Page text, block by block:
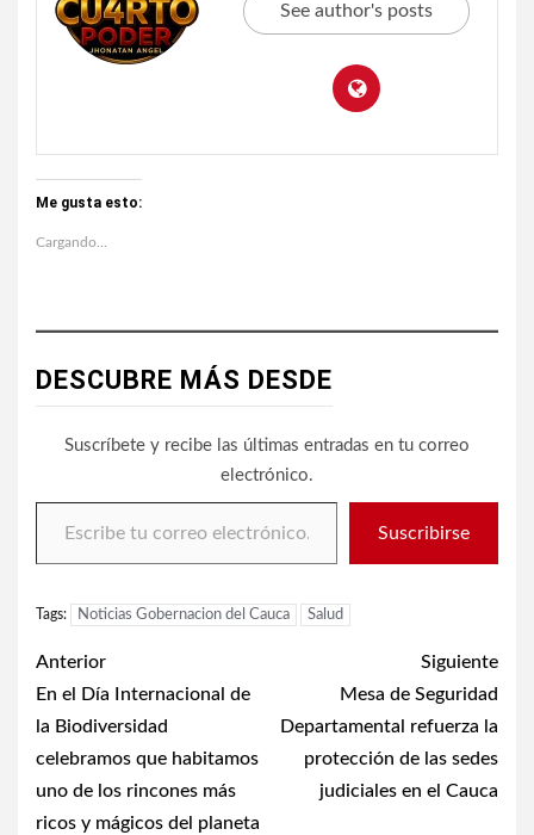
See author's posts
Me gusta esto:
Cargando...
DESCUBRE MÁS DESDE
Suscríbete y recibe las últimas entradas en tu correo
electrónico.
Escribe tu correo electrónico…
Suscribirse
Tags: Noticias Gobernacion del Cauca Salud
Post
navigation
Anterior
En el Día Internacional de
la Biodiversidad
celebramos que habitamos
uno de los rincones más
ricos y mágicos del planeta
Siguiente
Mesa de Seguridad
Departamental refuerza la
protección de las sedes
judiciales en el Cauca